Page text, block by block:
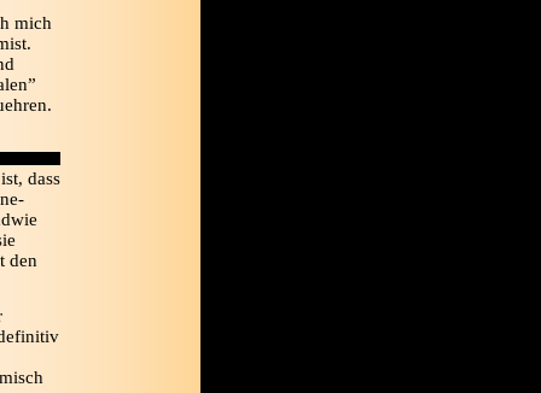
mich
dass
den